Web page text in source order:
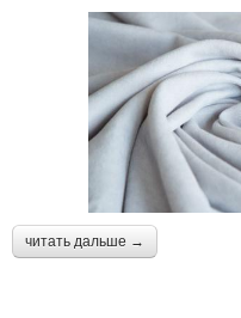
читать дальше →